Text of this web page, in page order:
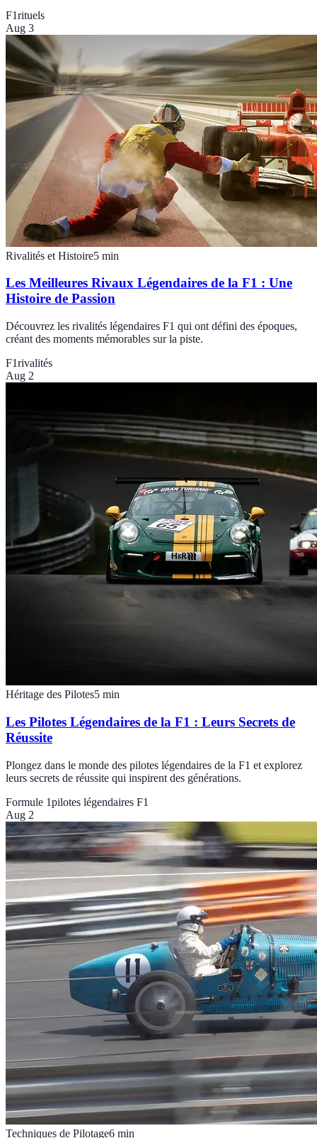
F1rituels
Aug 3
Rivalités et Histoire5 min
Les Meilleures Rivaux Légendaires de la F1 : Une
Histoire de Passion
Découvrez les rivalités légendaires F1 qui ont défini des époques,
créant des moments mémorables sur la piste.
F1rivalités
Aug 2
Héritage des Pilotes5 min
Les Pilotes Légendaires de la F1 : Leurs Secrets de
Réussite
Plongez dans le monde des pilotes légendaires de la F1 et explorez
leurs secrets de réussite qui inspirent des générations.
Formule 1pilotes légendaires F1
Aug 2
Techniques de Pilotage6 min